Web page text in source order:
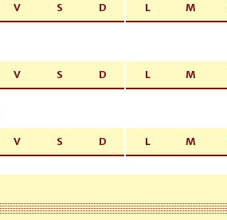
V S D L M
V S D L M
V S D L M